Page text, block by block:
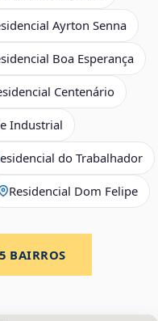
Ayrton Senna
Boa Esperança
Centenário
Industrial
do Trabalhador
Residencial Dom Felipe
BAIRROS